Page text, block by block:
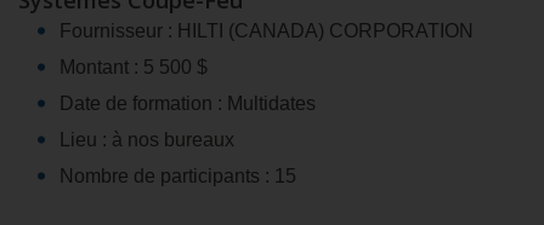
Fournisseur : HILTI (CANADA) CORPORATION
Montant : 5 500 $
Date de formation : Multidates
Lieu : à nos bureaux
Nombre de participants : 15